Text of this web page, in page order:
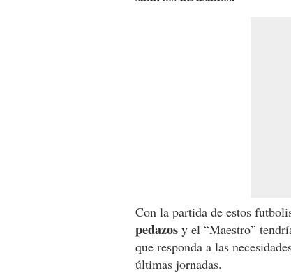
Con la partida de estos
pedazos y el “Maestro”
que responda a las
últimas jornadas.